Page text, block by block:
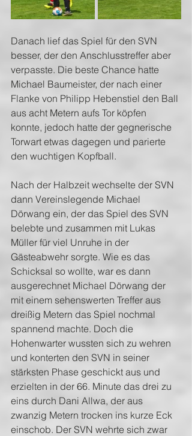
Danach lief das Spiel für den SVN
besser, der den Anschlusstreffer aber
verpasste. Die beste Chance hatte
Michael Baumeister, der nach einer
Flanke von Philipp Hebenstiel den Ball
aus acht Metern aufs Tor köpfen
konnte, jedoch hatte der gegnerische
Torwart etwas dagegen und parierte
den wuchtigen Kopfball.
Nach der Halbzeit wechselte der SVN
dann Vereinslegende Michael
Dörwang ein, der das Spiel des SVN
belebte und zusammen mit Lukas
Müller für viel Unruhe in der
Gästeabwehr sorgte. Wie es das
Schicksal so wollte, war es dann
ausgerechnet Michael Dörwang der
mit einem sehenswerten Treffer aus
dreißig Metern das Spiel nochmal
spannend machte. Doch die
Hohenwarter wussten sich zu wehren
und konterten den SVN in seiner
stärksten Phase geschickt aus und
erzielten in der 66. Minute das drei zu
eins durch Dani Allwa, der aus
zwanzig Metern trocken ins kurze Eck
einschob. Der SVN wehrte sich zwar